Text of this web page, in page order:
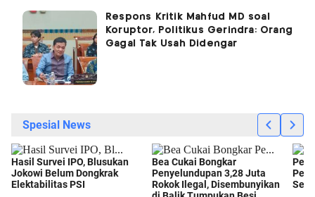
Respons Kritik Mahfud MD soal
Koruptor, Politikus Gerindra: Orang
Gagal Tak Usah Didengar